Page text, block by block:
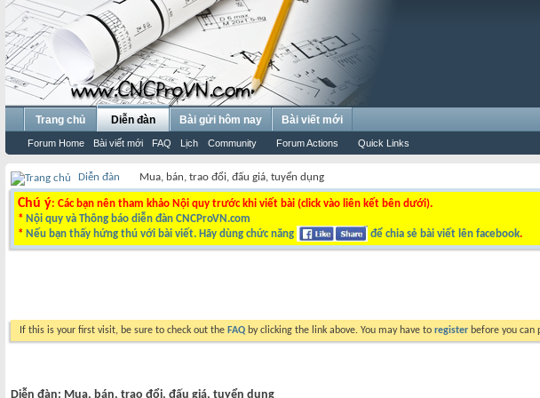
Trang chủ Diễn đàn
Forum Home Bài viết mới FAQ Lịch Community Forum Actions Quick Links
Bài gửi hôm nay Bài viết mới
Diễn đàn Mua, bán, trao đổi, đấu giá, tuyển dụng
Chú ý: Các bạn nên tham khảo Nội quy trước khi viết bài (click vào liên kết bên dưới).
* Nội quy và Thông báo diễn đàn CNCProVN.com
* Nếu bạn thấy hứng thú với bài viết. Hãy dùng chức năng để chia sẻ bài viết lên facebook.
If this is your first visit, be sure to check out the FAQ by clicking the link above. You may have to register before you can
Diễn đàn: Mua, bán, trao đổi, đấu giá, tuyển dụng